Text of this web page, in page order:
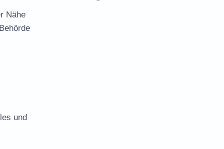
Nähe
und